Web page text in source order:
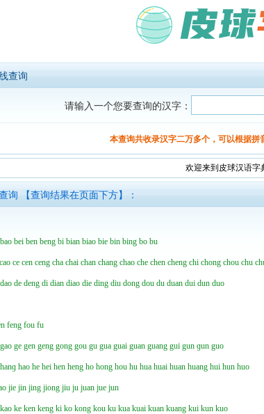
查询
请输入一个您要查询的汉字：
本查询共收录汉字二万多个，可以根据拼
欢迎来到皮球汉语字
询 【查询结果在页面下方】：
bao bei ben beng bi bian biao bie bin bing bo bu
cao ce cen ceng cha chai chan chang chao che chen cheng chi chong chou chu
dao de deng di dian diao die ding diu dong dou du duan dui dun duo
feng fou fu
gao ge gen geng gong gou gu gua guai guan guang gui gun ɡun guo
hanɡ hao he hei hen heng ho hong hou hu hua huai huan huang hui hun huo
jie jin jing jiong jiu ju juan jue jun
kao ke ken keng ki ko kong kou ku kua kuai kuan kuang kui kun kuo